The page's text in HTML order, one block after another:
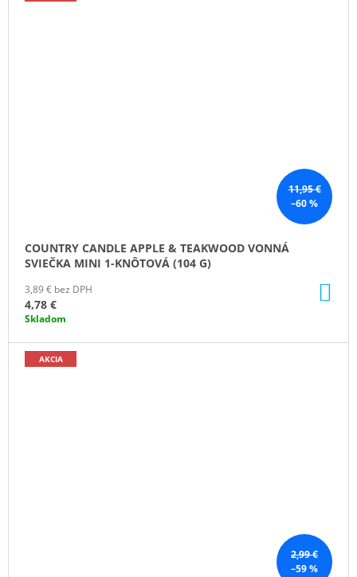
11,95 €
–60 %
COUNTRY CANDLE APPLE & TEAKWOOD VONNÁ
SVIEČKA MINI 1-KNÔTOVÁ (104 G)
3,89 € bez DPH
4,78 €
Skladom
2,99 €
–59 %
AKCIA